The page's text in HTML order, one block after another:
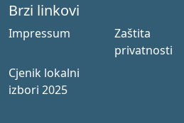
Brzi linkovi
Impressum
Zaštita
privatnosti
Cjenik lokalni
izbori 2025